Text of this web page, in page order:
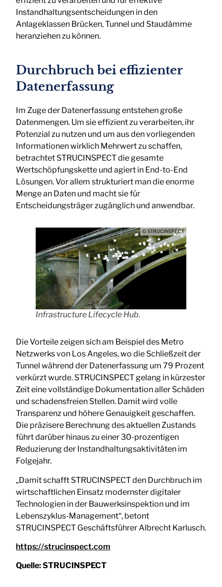
Instandhaltungsentscheidungen in den
Anlageklassen Brücken, Tunnel und Staudämme
heranziehen zu können.
Durchbruch bei effizienter
Datenerfassung
Im Zuge der Datenerfassung entstehen große
Datenmengen. Um sie effizient zu verarbeiten, ihr
Potenzial zu nutzen und um aus den vorliegenden
Informationen wirklich Mehrwert zu schaffen,
betrachtet STRUCINSPECT die gesamte
Wertschöpfungskette und agiert in End-to-End
Lösungen. Vor allem strukturiert man die enorme
Menge an Daten und macht sie für
Entscheidungsträger zugänglich und anwendbar.
© STRUCINSPECT
Infrastructure Lifecycle Hub.
Die Vorteile zeigen sich am Beispiel des Metro
Netzwerks von Los Angeles, wo die Schließzeit der
Tunnel während der Datenerfassung um 79 Prozent
verkürzt wurde. STRUCINSPECT gelang in kürzester
Zeit eine vollständige Dokumentation aller Schäden
und schadensfreien Stellen. Damit wird volle
Transparenz und höhere Genauigkeit geschaffen.
Die präzisere Berechnung des aktuellen Zustands
führt darüber hinaus zu einer 30-prozentigen
Reduzierung der Instandhaltungsaktivitäten im
Folgejahr.
„Damit schafft STRUCINSPECT den Durchbruch im
wirtschaftlichen Einsatz modernster digitaler
Technologien in der Bauwerksinspektion und im
Lebenszyklus-Management“, betont
STRUCINSPECT Geschäftsführer Albrecht Karlusch.
https://strucinspect.com
Quelle:STRUCINSPECT